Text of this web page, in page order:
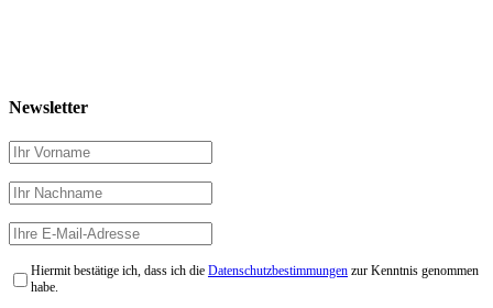
Newsletter
Hiermit bestätige ich, dass ich die Datenschutzbestimmungen zur Kenntnis genommen
habe.